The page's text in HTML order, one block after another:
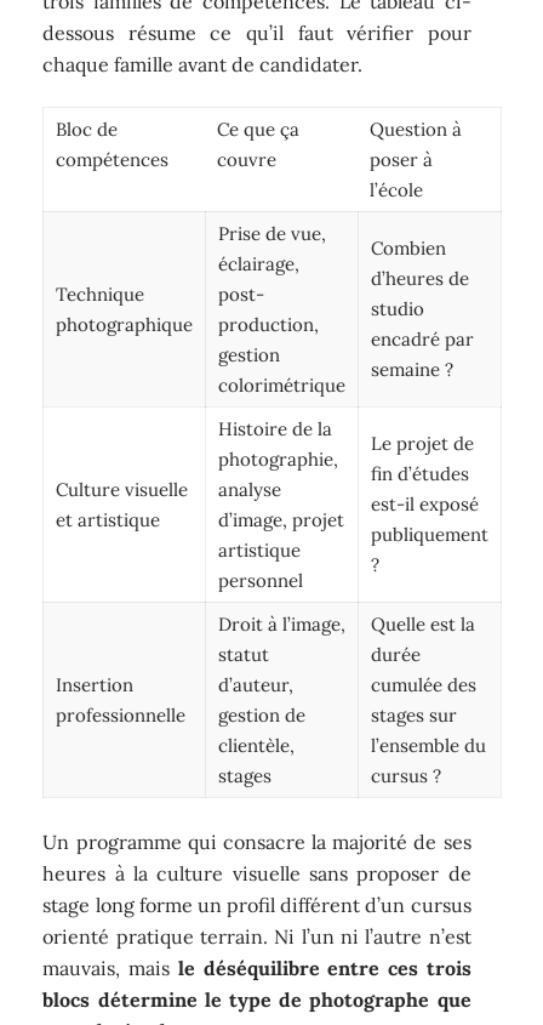
dessous résume ce qu’il faut vérifier pour
chaque famille avant de candidater.
Bloc de
compétences
Ce que ça
couvre
Question à
poser à
l’école
Technique
photographique
Prise de vue,
éclairage,
post-
production,
gestion
colorimétrique
Combien
d’heures de
studio
encadré par
semaine ?
Culture visuelle
et artistique
Histoire de la
photographie,
analyse
d’image, projet
artistique
personnel
Le projet de
fin d’études
est-il exposé
publiquement
?
Insertion
professionnelle
Droit à l’image,
statut
d’auteur,
gestion de
clientèle,
stages
Quelle est la
durée
cumulée des
stages sur
l’ensemble du
cursus ?
Un programme qui consacre la majorité de ses
heures à la culture visuelle sans proposer de
stage long forme un profil différent d’un cursus
orienté pratique terrain. Ni l’un ni l’autre n’est
mauvais, mais le déséquilibre entre ces trois
blocs détermine le type de photographe que